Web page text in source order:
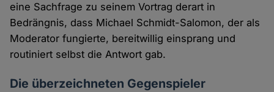
eine Sachfrage zu seinem Vortrag derart in
Bedrängnis, dass Michael Schmidt-Salomon, der als
Moderator fungierte, bereitwillig einsprang und
routiniert selbst die Antwort gab.
Die überzeichneten Gegenspieler